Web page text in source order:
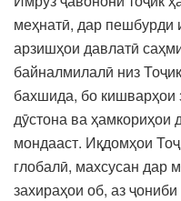
меҳнатӣ, дар пешбурди
арзишҳои давлатӣ
байналмилалӣ низ
бахшида, бо кишварҳои
дӯстона ва ҳамкориҳои
мондааст. Иқдомҳои
глобалӣ, махсусан дар
захираҳои об, аз